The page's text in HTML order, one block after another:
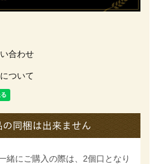
合わせ
ついて
緒にご購入の際は、2個口となり